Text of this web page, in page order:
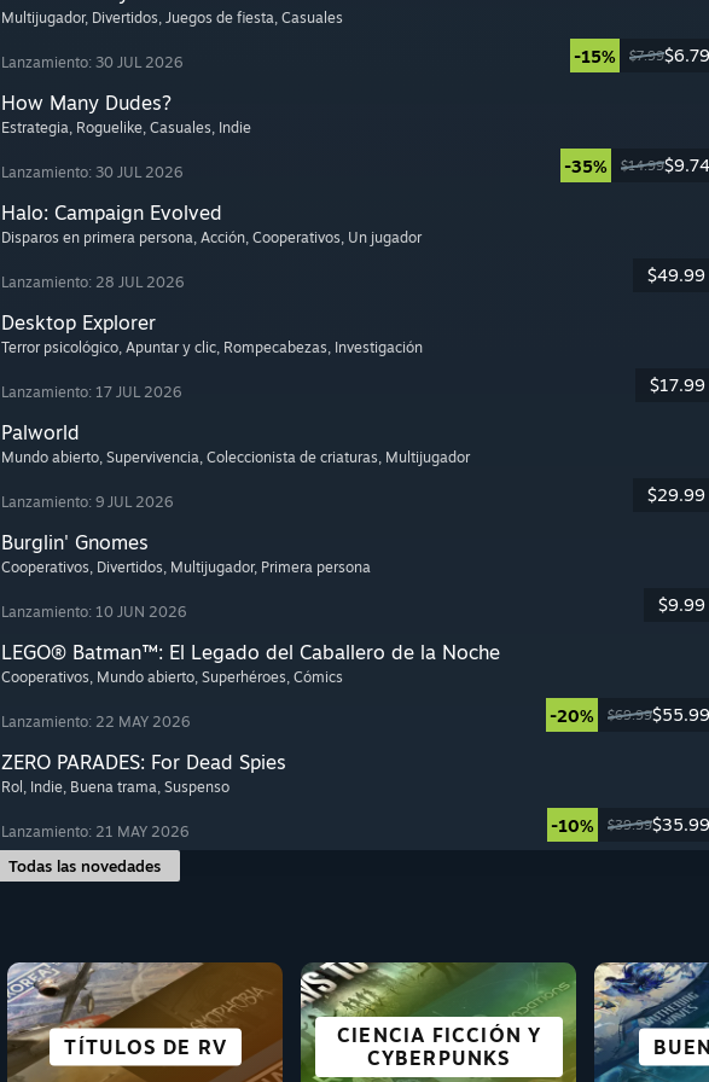
Multijugador, Divertidos, Juegos de fiesta, Casuales
Lanzamiento: 30 JUL 2026 -15% $7.99$6.79
How Many Dudes?
Estrategia, Roguelike, Casuales, Indie
Lanzamiento: 30 JUL 2026 -35% $14.99$9.74
Halo: Campaign Evolved
Disparos en primera persona, Acción, Cooperativos, Un jugador
Lanzamiento: 28 JUL 2026 $49.99
Desktop Explorer
Terror psicológico, Apuntar y clic, Rompecabezas, Investigación
Lanzamiento: 17 JUL 2026 $17.99
Palworld
Mundo abierto, Supervivencia, Coleccionista de criaturas, Multijugador
Lanzamiento: 9 JUL 2026 $29.99
Burglin' Gnomes
Cooperativos, Divertidos, Multijugador, Primera persona
Lanzamiento: 10 JUN 2026 $9.99
LEGO® Batman™: El Legado del Caballero de la Noche
Cooperativos, Mundo abierto, Superhéroes, Cómics
Lanzamiento: 22 MAY 2026 -20% $69.99$55.99
ZERO PARADES: For Dead Spies
Rol , Indie, Buena trama, Suspenso
Lanzamiento: 21 MAY 2026 -10% $39.99$35.99
Todas las novedades
TÍTULOS DE RV
CIENCIA FICCIÓN Y
CYBERPUNKS
ACCIÓN AVENTURA
LUCHA
CIUDADES Y
ASENTAMIENTOS
PERFECTOS PARA
DECK
ANIME